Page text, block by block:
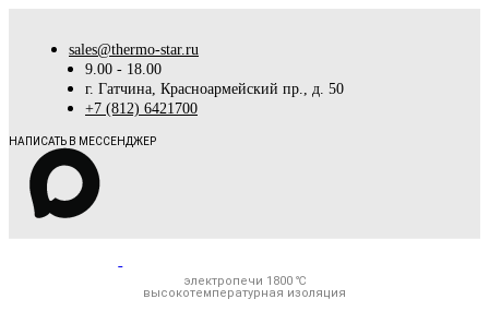
sales@thermo-star.ru
9.00 - 18.00
г. Гатчина, Красноармейский пр., д. 50
+7 (812) 6421700
НАПИСАТЬ В МЕССЕНДЖЕР
электропечи 1800 ℃
высокотемпературная изоляция